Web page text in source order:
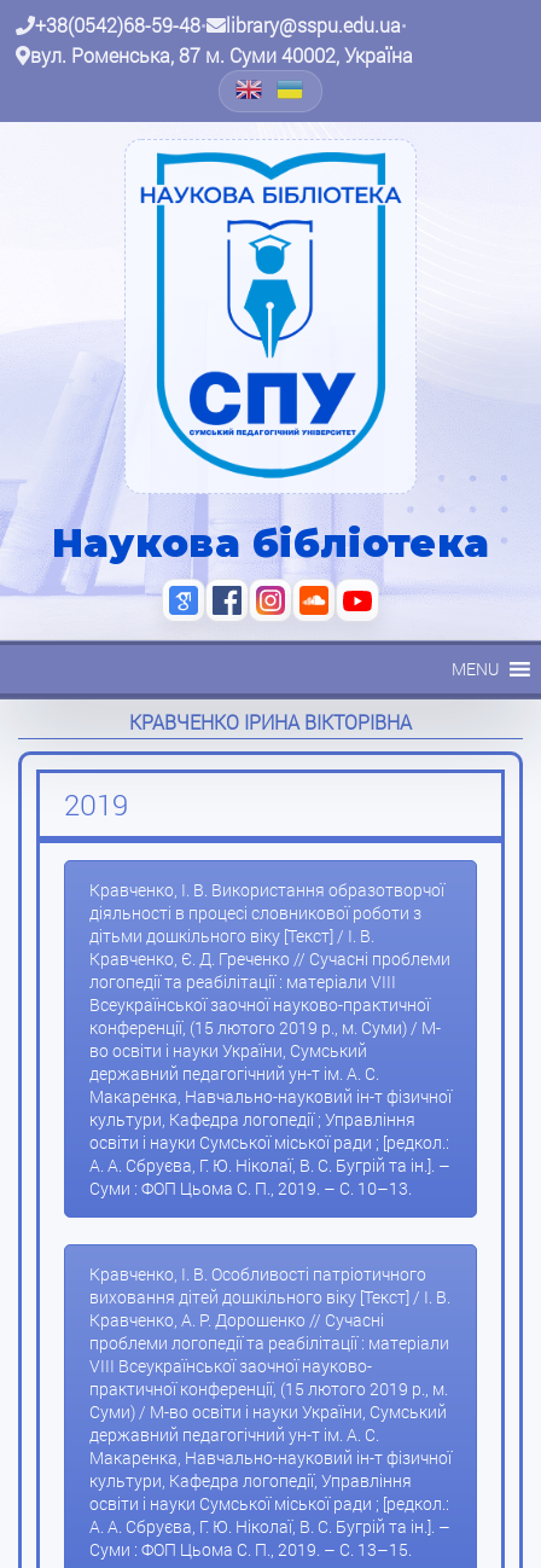
+38(0542)68-59-48• library@sspu.edu.ua•
вул. Роменська, 87 м. Суми 40002, Україна
Наукова бібліотека
MENU
КРАВЧЕНКО ІРИНА ВІКТОРІВНА
2019
Кравченко, І. В. Використання образотворчої
діяльності в процесі словникової роботи з
дітьми дошкільного віку [Текст] / І. В.
Кравченко, Є. Д. Греченко // Сучасні проблеми
логопедії та реабілітації : матеріали VIIІ
Всеукраїнської заочної науково-практичної
конференції, (15 лютого 2019 р., м. Суми) / М-
во освіти і науки України, Сумський
державний педагогічний ун-т ім. А. С.
Макаренка, Навчально-науковий ін-т фізичної
культури, Кафедра логопедії ; Управління
освіти і науки Сумської міської ради ; [редкол.:
А. А. Сбруєва, Г. Ю. Ніколаї, В. С. Бугрій та ін.]. –
Суми : ФОП Цьома С. П., 2019. – С. 10–13.
Кравченко, І. В. Особливості патріотичного
виховання дітей дошкільного віку [Текст] / І. В.
Кравченко, А. Р. Дорошенко // Сучасні
проблеми логопедії та реабілітації : матеріали
VIIІ Всеукраїнської заочної науково-
практичної конференції, (15 лютого 2019 р., м.
Суми) / М-во освіти і науки України, Сумський
державний педагогічний ун-т ім. А. С.
Макаренка, Навчально-науковий ін-т фізичної
культури, Кафедра логопедії, Управління
освіти і науки Сумської міської ради ; [редкол.:
А. А. Сбруєва, Г. Ю. Ніколаї, В. С. Бугрій та ін.]. –
Суми : ФОП Цьома С. П., 2019. – С. 13–15.